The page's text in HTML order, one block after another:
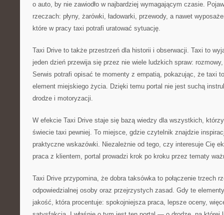
o auto, by nie zawiodło w najbardziej wymagającym czasie.
rzeczach: płyny, żarówki, ładowarki, przewody, a nawet
które w pracy taxi potrafi uratować sytuację.
Taxi Drive to także przestrzeń dla historii i obserwacji. Taxi to
jeden dzień przewija się przez nie wiele ludzkich spraw:
Serwis potrafi opisać te momenty z empatią, pokazując, że taxi
element miejskiego życia. Dzięki temu portal nie jest suchą
drodze i motoryzacji.
W efekcie Taxi Drive staje się bazą wiedzy dla wszystkich,
świecie taxi pewniej. To miejsce, gdzie czytelnik znajdzie
praktyczne wskazówki. Niezależnie od tego, czy interesuje Cię
praca z klientem, portal prowadzi krok po kroku przez tematy
Taxi Drive przypomina, że dobra taksówka to połączenie trzech
odpowiedzialnej osoby oraz przejrzystych zasad. Gdy te
jakość, która procentuje: spokojniejsza praca, lepsze oceny,